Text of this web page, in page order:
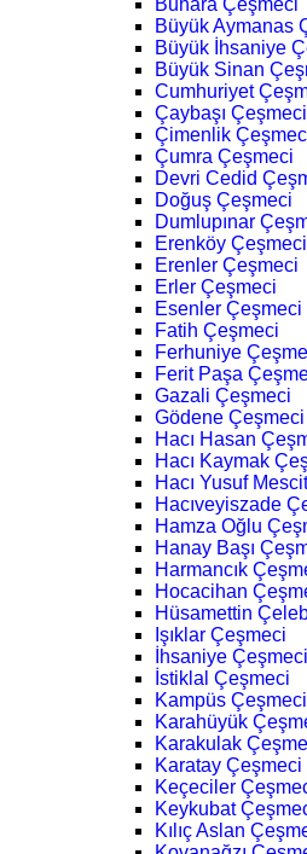
Buhara Çeşmeci
Büyük Aymanas
Büyük İhsaniye
Büyük Sinan
Cumhuriyet
Çaybaşı Çeşmeci
Çimenlik
Çumra Çeşmeci
Devri Cedid
Doğuş Çeşmeci
Dumlupınar
Erenköy Çeşmeci
Erenler Çeşmeci
Erler Çeşmeci
Esenler Çeşmeci
Fatih Çeşmeci
Ferhuniye
Ferit Paşa
Gazali Çeşmeci
Gödene Çeşmeci
Hacı Hasan
Hacı Kaymak
Hacı Yusuf
Hacıveyiszade
Hamza Oğlu
Hanay Başı
Harmancık
Hocacihan
Hüsamettin
Işıklar Çeşmeci
İhsaniye Çeşmeci
İstiklal Çeşmeci
Kampüs Çeşmeci
Karahüyük
Karakulak
Karatay Çeşmeci
Keçeciler
Keykubat
Kılıç Aslan